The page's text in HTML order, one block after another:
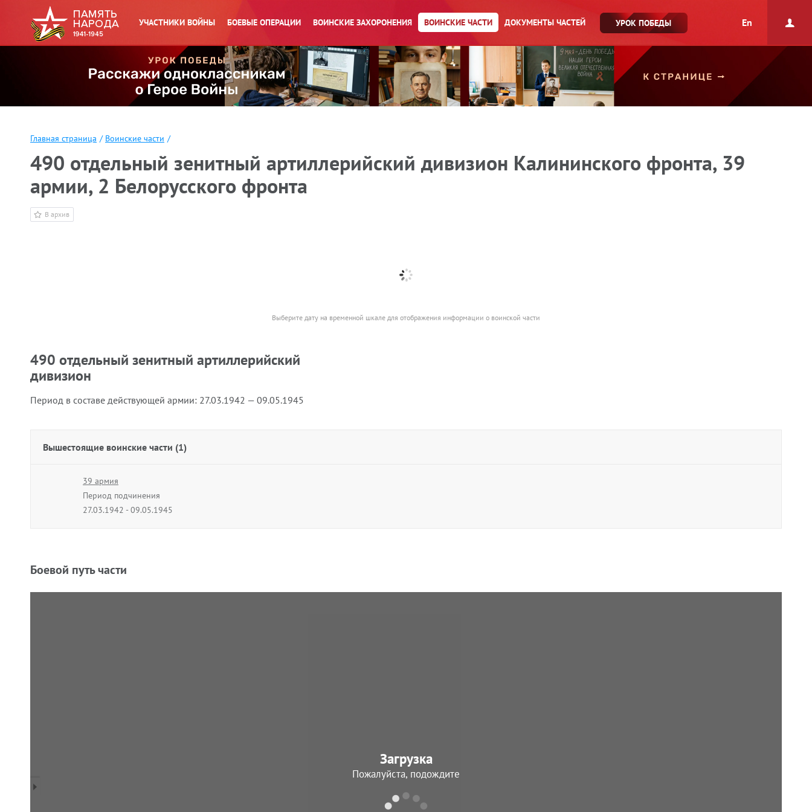
УЧАСТНИКИ ВОЙНЫ БОЕВЫЕ ОПЕРАЦИИ ВОИНСКИЕ ЗАХОРОНЕНИЯ ВОИНСКИЕ ЧАСТИ ДОКУМЕНТЫ ЧАСТЕЙ УРОК ПОБЕДЫ En
Главная страница / Воинские части /
490 отдельный зенитный артиллерийский дивизион Калининского фронта, 39
армии, 2 Белорусского фронта
В архив
Выберите дату на временной шкале для отображения информации о воинской части
490 отдельный зенитный артиллерийский
дивизион
Период в составе действующей армии: 27.03.1942 — 09.05.1945
Вышестоящие воинские части (1)
39 армия
Период подчинения
27.03.1942 - 09.05.1945
Боевой путь части
Загрузка
Пожалуйста, подождите